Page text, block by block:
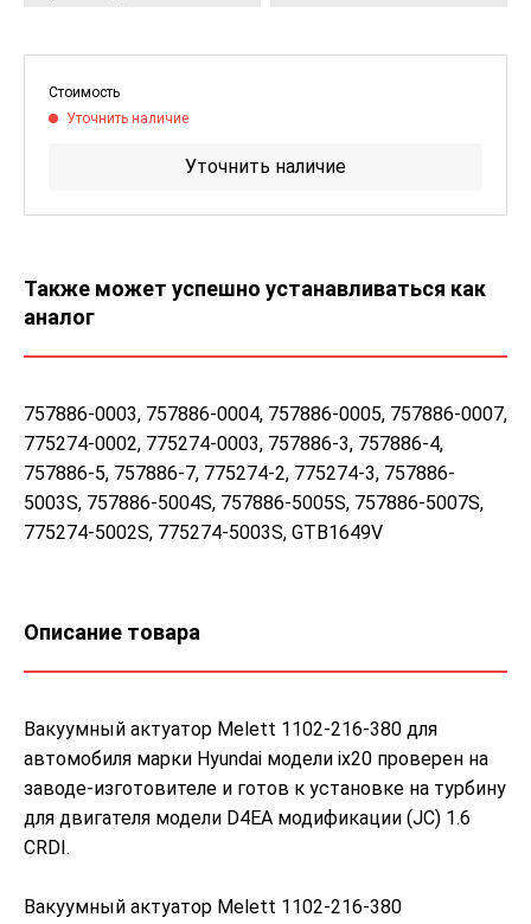
Стоимость
Уточнить наличие
Уточнить наличие
Также может успешно устанавливаться как
аналог
757886-0003, 757886-0004, 757886-0005, 757886-0007,
775274-0002, 775274-0003, 757886-3, 757886-4,
757886-5, 757886-7, 775274-2, 775274-3, 757886-
5003S, 757886-5004S, 757886-5005S, 757886-5007S,
775274-5002S, 775274-5003S, GTB1649V
Описание товара
Вакуумный актуатор Melett 1102-216-380 для
автомобиля марки Hyundai модели ix20 проверен на
заводе-изготовителе и готов к установке на турбину
для двигателя модели D4EA модификации (JC) 1.6
CRDI.
Вакуумный актуатор Melett 1102-216-380